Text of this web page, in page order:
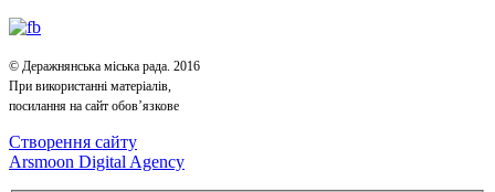
© Деражнянська міська рада. 2016
При використанні матеріалів,
посилання на сайт обов’язкове
Створення сайту
Arsmoon Digital Agency